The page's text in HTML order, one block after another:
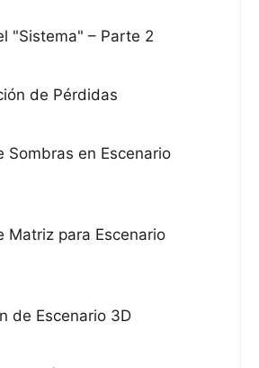
"Sistema" – Parte 2
de Pérdidas
Sombras en Escenario
Matriz para Escenario
de Escenario 3D